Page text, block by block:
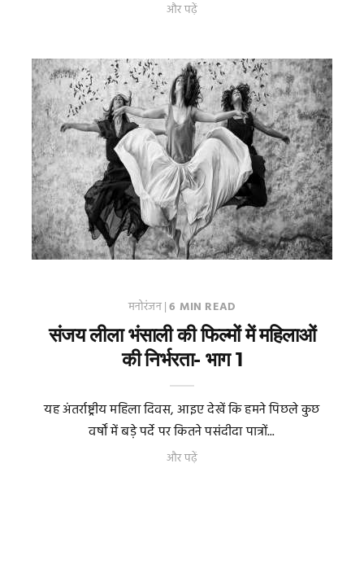
और पढ़ें
मनोरंजन|6 MIN READ
संजय लीला भंसाली की फिल्मों में महिलाओं
की निर्भरता- भाग 1
यह अंतर्राष्ट्रीय महिला दिवस, आइए देखें कि हमने पिछले कुछ
वर्षों में बड़े पर्दे पर कितने पसंदीदा पात्रों...
और पढ़ें